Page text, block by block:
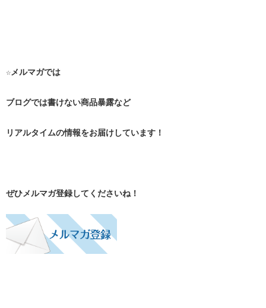
☆メルマガでは
ブログでは書けない商品暴露など
リアルタイムの情報をお届けしています！
ぜひメルマガ登録してくださいね！